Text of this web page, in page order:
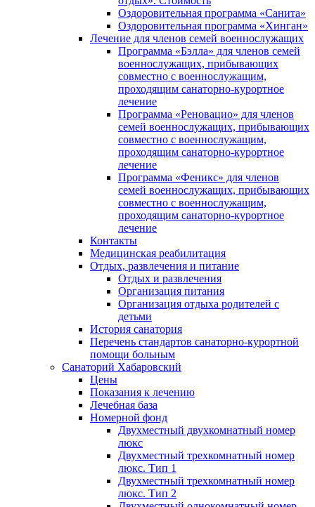
Оздоровительная программа «Санита»
Оздоровительная программа «Хинган»
Лечение для членов семей военнослужащих
Программа «Бэлла» для членов семей
военнослужащих, прибывающих
совместно с военнослужащим,
проходящим санаторно-курортное
лечение
Программа «Реновацио» для членов
семей военнослужащих, прибывающих
совместно с военнослужащим,
проходящим санаторно-курортное
лечение
Программа «Феникс» для членов
семей военнослужащих, прибывающих
совместно с военнослужащим,
проходящим санаторно-курортное
лечение
Контакты
Медицинская реабилитация
Отдых, развлечения и питание
Отдых и развлечения
Организация питания
Организация отдыха родителей с
детьми
История санатория
Перечень стандартов санаторно-курортной
помощи больным
Санаторий Хабаровский
Цены
Показания к лечению
Лечебная база
Номерной фонд
Двухместный двухкомнатный номер
люкс
Двухместный трехкомнатный номер
люкс. Тип 1
Двухместный трехкомнатный номер
люкс. Тип 2